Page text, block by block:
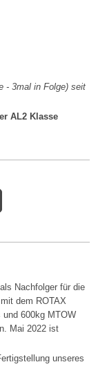
- 3mal in Folge) seit
AL2 Klasse
Nachfolger für die
dem ROTAX
600kg MTOW
Mai 2022 ist
unseres